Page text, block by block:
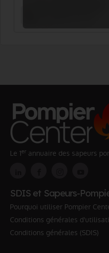
Le 1er annuaire des sapeurs
SDIS et Sapeurs-
Pourquoi utiliser Pompier
Conditions générales
Conditions générales (SDIS)